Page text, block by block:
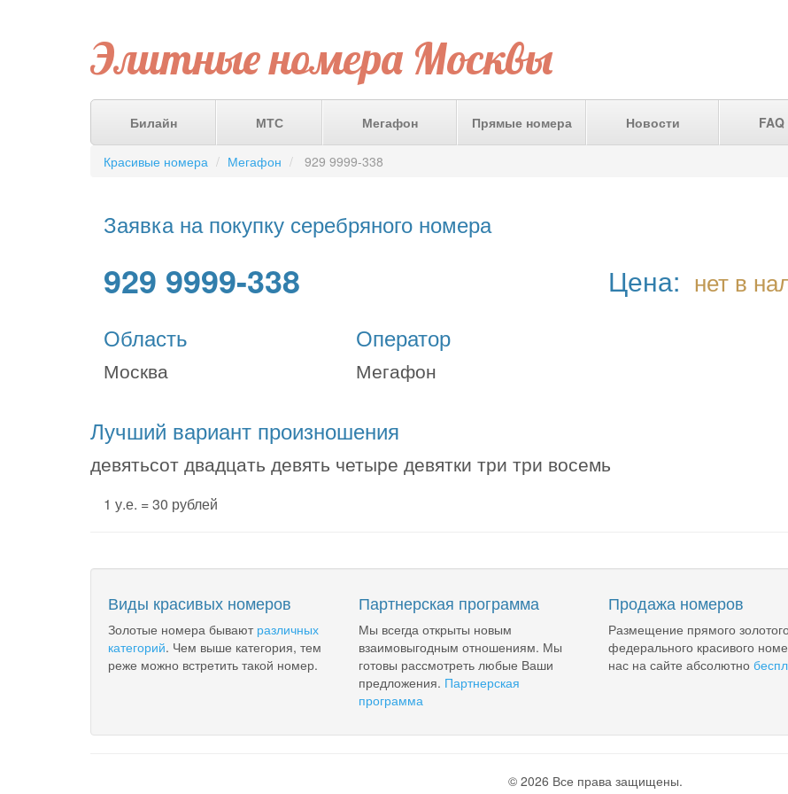
Элитные номера Москвы
Билайн МТС Мегафон Прямые номера Новости FAQ
Красивые номера Мегафон 929 9999-338
Заявка на покупку серебряного номера
929 9999-338 Цена: нет в
Область
Москва
Оператор
Мегафон
Лучший вариант произношения
девятьсот двадцать девять четыре девятки три три восемь
1 у.е. = 30 рублей
Виды красивых номеров
Золотые номера бывают различных
категорий. Чем выше категория, тем
реже можно встретить такой номер.
Партнерская программа
Мы всегда открыты новым
взаимовыгодным отношениям. Мы
готовы рассмотреть любые Ваши
предложения. Партнерская
программа
Продажа номеров
Размещение прямого
федерального красивого
нас на сайте абсолютно
© 2026 Все права защищены.